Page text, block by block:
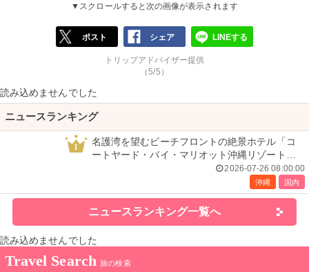
▼スクロールすると次の画像が表示されます
ポスト シェア LINEする
トリップアドバイザー提供
（5/5）
読み込めませんでした
ニュースランキング
1
名護湾を望むビーチフロントの絶景ホテル「コ
ートヤード・バイ・マリオット沖縄リゾート」
で叶える贅沢ステイ＜宿泊レポ＞2026-07-26 08:00:00
沖縄 国内
ニュースランキング一覧へ
読み込めませんでした
Travel Search 旅の検索